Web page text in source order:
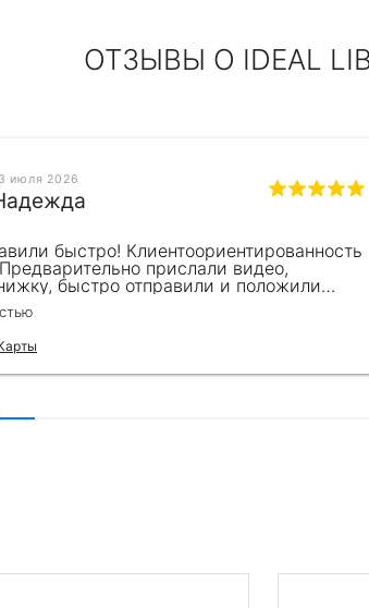
ОТЗЫВЫ О IDEAL
июля 2026
быстро! Клиентоориентированность
прислали видео,
быстро отправили и положили